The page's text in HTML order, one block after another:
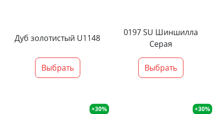
Дуб золотистый U1148
Выбрать
0197 SU Шиншилла
Серая
Выбрать
+30% +30%